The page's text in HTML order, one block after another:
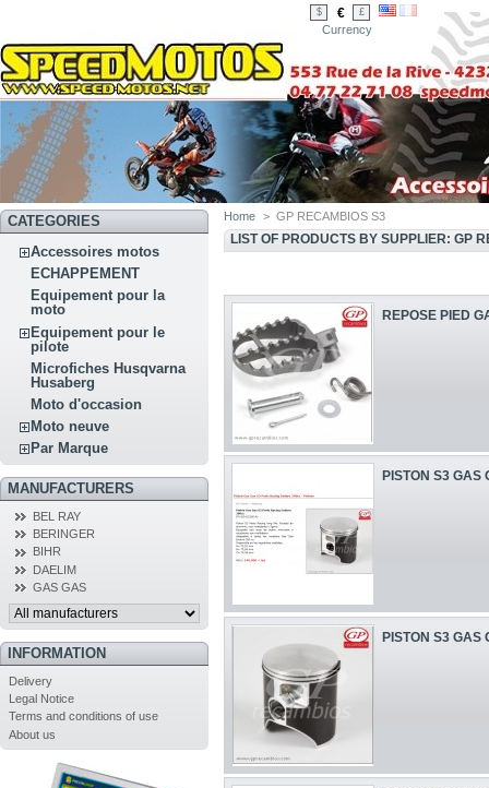
$ € £
Currency
CATEGORIES
Accessoires motos
ECHAPPEMENT
Equipement pour la
moto
Equipement pour le
pilote
Microfiches Husqvarna
Husaberg
Moto d'occasion
Moto neuve
Par Marque
MANUFACTURERS
BEL RAY
BERINGER
BIHR
DAELIM
GAS GAS
INFORMATION
Delivery
Legal Notice
Terms and conditions of use
About us
Home > GP RECAMBIOS S3
LIST OF PRODUCTS BY SUPPLIER: GP
REPOSE PIED
PISTON S3 GAS
PISTON S3 GAS